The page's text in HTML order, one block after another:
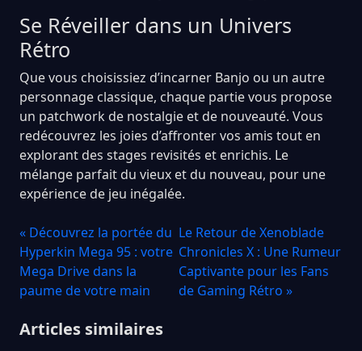
Se Réveiller dans un Univers
Rétro
Que vous choisissiez d’incarner Banjo ou un autre
personnage classique, chaque partie vous propose
un patchwork de nostalgie et de nouveauté. Vous
redécouvrez les joies d’affronter vos amis tout en
explorant des stages revisités et enrichis. Le
mélange parfait du vieux et du nouveau, pour une
expérience de jeu inégalée.
« Découvrez la portée du
Hyperkin Mega 95 : votre
Mega Drive dans la
paume de votre main
Le Retour de Xenoblade
Chronicles X : Une Rumeur
Captivante pour les Fans
de Gaming Rétro »
Articles similaires